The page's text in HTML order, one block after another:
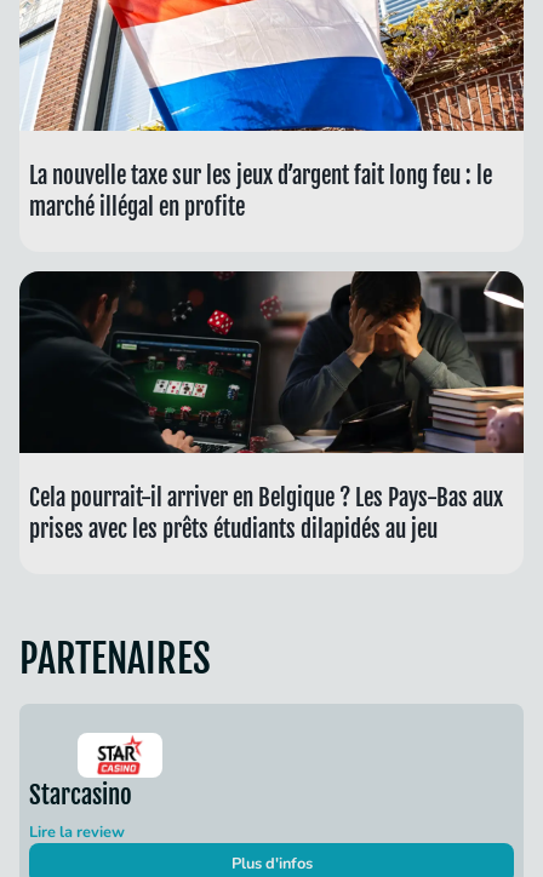
La nouvelle taxe sur les jeux d’argent fait long feu : le
marché illégal en profite
Cela pourrait-il arriver en Belgique ? Les Pays-Bas aux
prises avec les prêts étudiants dilapidés au jeu
PARTENAIRES
Starcasino
Lire la review
Plus d'infos